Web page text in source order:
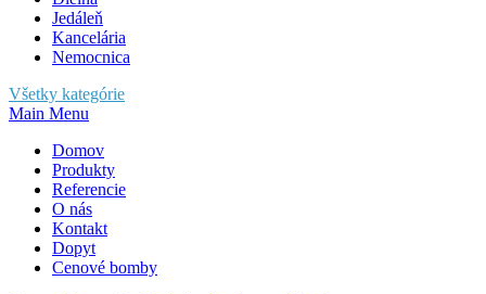
Jedáleň
Kancelária
Nemocnica
Všetky kategórie
Main Menu
Domov
Produkty
Referencie
O nás
Kontakt
Dopyt
Cenové bomby